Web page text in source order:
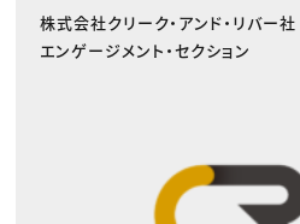
株式会社クリーク・アンド・リバー社
エンゲージメント・セクション